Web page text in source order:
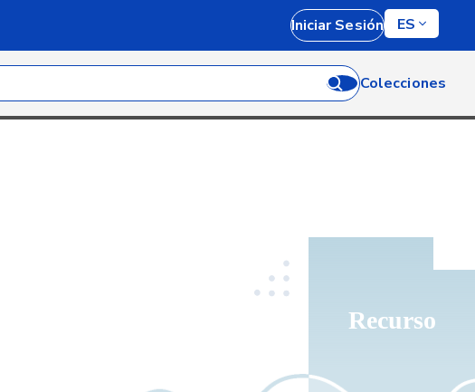
Iniciar Sesión ES
Colecciones
Recurso